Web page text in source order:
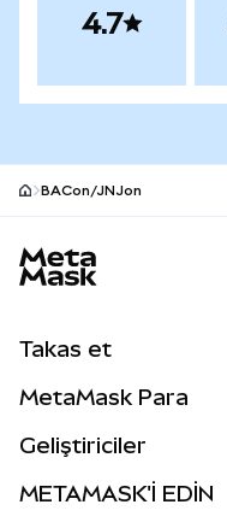
4.7
BACon/JNJon
Takas et
Perps
RWA'lar
MetaMask Para
Geliştiriciler
METAMASK'İ EDİN